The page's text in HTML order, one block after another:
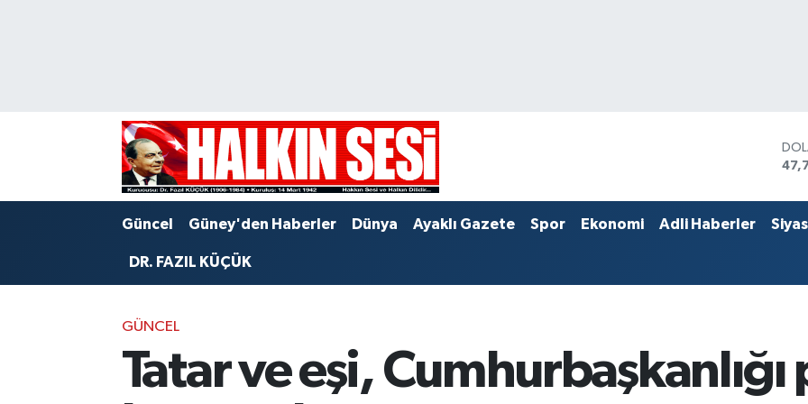
Güncel Güney'den Haberler Dünya Ayaklı Gazete Spor Ekonomi Adli Haberler
DR. FAZIL KÜÇÜK
GÜNCEL
Tatar ve eşi,
Trafik Durumu
Puan Durumu ve Fikstür